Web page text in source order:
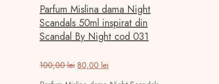
Parfum Mislina dama Night
Scandals 50ml inspirat din
Scandal By Night cod 031
100,00lei Prețul
80,00 lei